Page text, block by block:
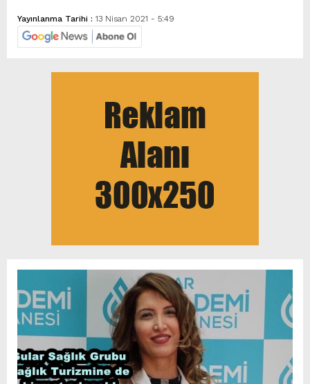
Yayınlanma Tarihi : 13 Nisan 2021 - 5:49